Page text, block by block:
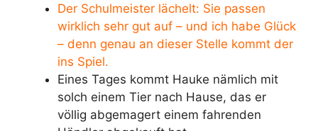
Der Schulmeister lächelt: Sie passen
wirklich sehr gut auf – und ich habe Glück
– denn genau an dieser Stelle kommt der
ins Spiel.
Eines Tages kommt Hauke nämlich mit
solch einem Tier nach Hause, das er
völlig abgemagert einem fahrenden